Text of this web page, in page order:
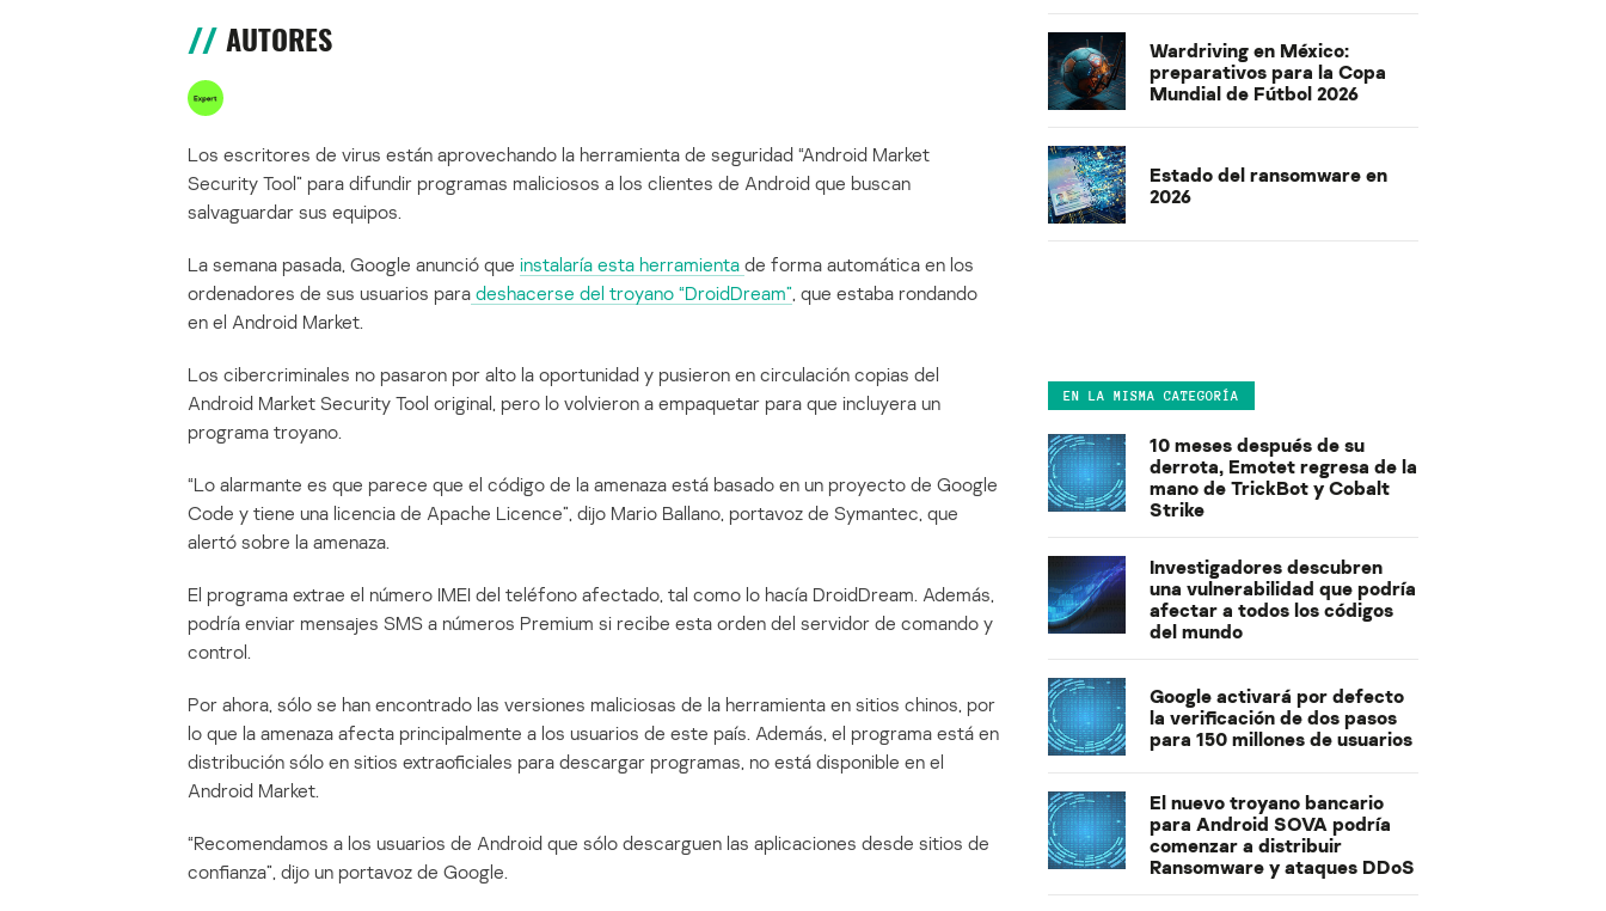
AUTORES
Los escritores de virus están aprovechando la herramienta de seguridad “Android Market
Security Tool” para difundir programas maliciosos a los clientes de Android que buscan
salvaguardar sus equipos.
La semana pasada, Google anunció que instalaría esta herramienta de forma automática en los
ordenadores de sus usuarios para deshacerse del troyano “DroidDream”, que estaba rondando
en el Android Market.
Los cibercriminales no pasaron por alto la oportunidad y pusieron en circulación copias del
Android Market Security Tool original, pero lo volvieron a empaquetar para que incluyera un
programa troyano.
“Lo alarmante es que parece que el código de la amenaza está basado en un proyecto de Google
Code y tiene una licencia de Apache Licence”, dijo Mario Ballano, portavoz de Symantec, que
alertó sobre la amenaza.
El programa extrae el número IMEI del teléfono afectado, tal como lo hacía DroidDream. Además,
podría enviar mensajes SMS a números Premium si recibe esta orden del servidor de comando y
control.
Por ahora, sólo se han encontrado las versiones maliciosas de la herramienta en sitios chinos, por
lo que la amenaza afecta principalmente a los usuarios de este país. Además, el programa está en
distribución sólo en sitios extraoficiales para descargar programas, no está disponible en el
Android Market.
“Recomendamos a los usuarios de Android que sólo descarguen las aplicaciones desde sitios de
confianza”, dijo un portavoz de Google.
Wardriving en México:
preparativos para la Copa
Mundial de Fútbol 2026
Estado del ransomware en
2026
EN LA MISMA CATEGORÍA
10 meses después de su
derrota, Emotet regresa de la
mano de TrickBot y Cobalt
Strike
Investigadores descubren
una vulnerabilidad que podría
afectar a todos los códigos
del mundo
Google activará por defecto
la verificación de dos pasos
para 150 millones de usuarios
El nuevo troyano bancario
para Android SOVA podría
comenzar a distribuir
Ransomware y ataques DDoS